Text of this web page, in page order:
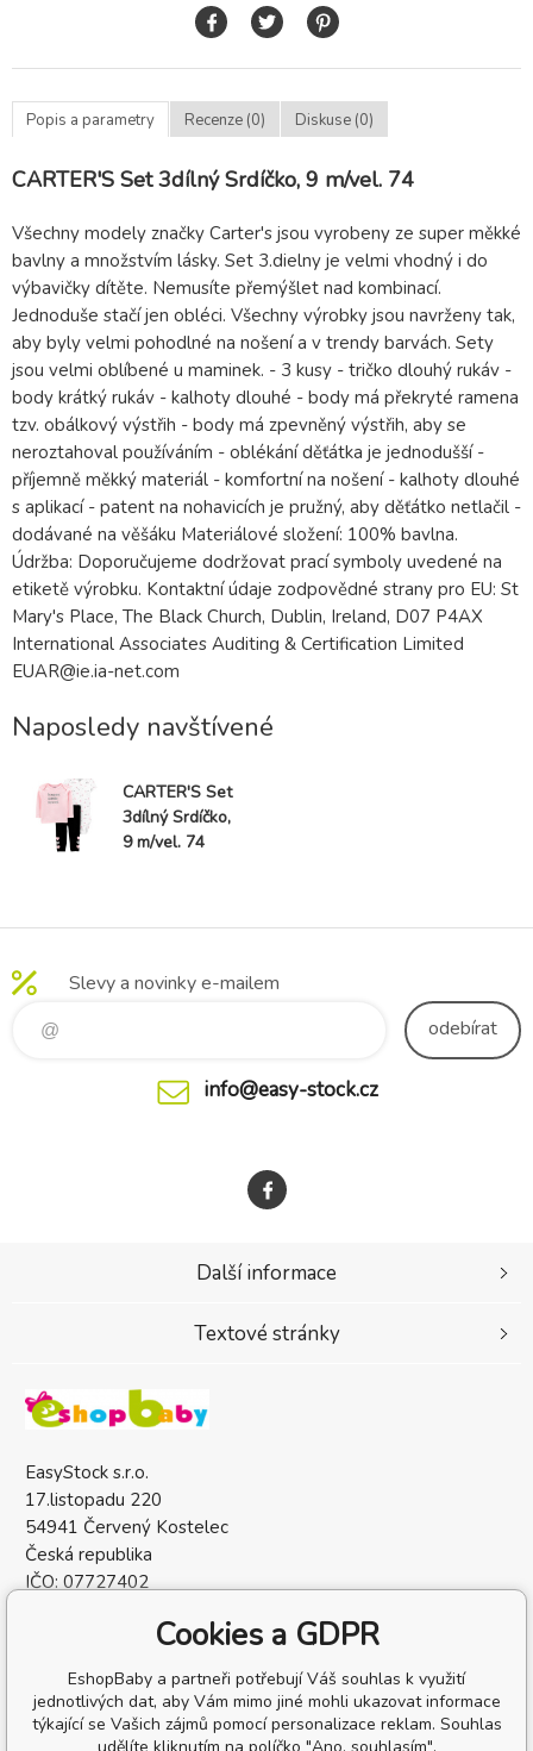
Popis a parametry Recenze (0) Diskuse (0)
CARTER'S Set 3dílný Srdíčko, 9 m/vel. 74
Všechny modely značky Carter's jsou vyrobeny ze super měkké
bavlny a množstvím lásky. Set 3.dielny je velmi vhodný i do
výbavičky dítěte. Nemusíte přemýšlet nad kombinací.
Jednoduše stačí jen obléci. Všechny výrobky jsou navrženy tak,
aby byly velmi pohodlné na nošení a v trendy barvách. Sety
jsou velmi oblíbené u maminek. - 3 kusy - tričko dlouhý rukáv -
body krátký rukáv - kalhoty dlouhé - body má překryté ramena
tzv. obálkový výstřih - body má zpevněný výstřih, aby se
neroztahoval používáním - oblékání děťátka je jednodušší -
příjemně měkký materiál - komfortní na nošení - kalhoty dlouhé
s aplikací - patent na nohavicích je pružný, aby děťátko netlačil -
dodávané na věšáku Materiálové složení: 100% bavlna.
Údržba: Doporučujeme dodržovat prací symboly uvedené na
etiketě výrobku. Kontaktní údaje zodpovědné strany pro EU: St
Mary's Place, The Black Church, Dublin, Ireland, D07 P4AX
International Associates Auditing & Certification Limited
EUAR@ie.ia-net.com
Naposledy navštívené
CARTER'S Set
3dílný Srdíčko,
9 m/vel. 74
Slevy a novinky e-mailem
odebírat
info@easy-stock.cz
EasyStock s.r.o.
17.listopadu 220
54941 Červený Kostelec
Česká republika
IČO: 07727402
Další informace
Textové stránky
Cookies a GDPR
EshopBaby a partneři potřebují Váš souhlas k využití
jednotlivých dat, aby Vám mimo jiné mohli ukazovat informace
týkající se Vašich zájmů pomocí personalizace reklam. Souhlas